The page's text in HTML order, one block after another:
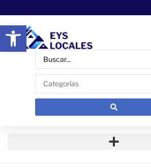
Abrir barra de herramientas